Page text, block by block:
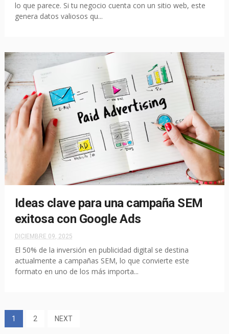
lo que parece. Si tu negocio cuenta con un sitio web, este
genera datos valiosos qu...
Ideas clave para una campaña SEM
exitosa con Google Ads
DICIEMBRE 09, 2025
El 50% de la inversión en publicidad digital se destina
actualmente a campañas SEM, lo que convierte este
formato en uno de los más importa...
1 2 NEXT